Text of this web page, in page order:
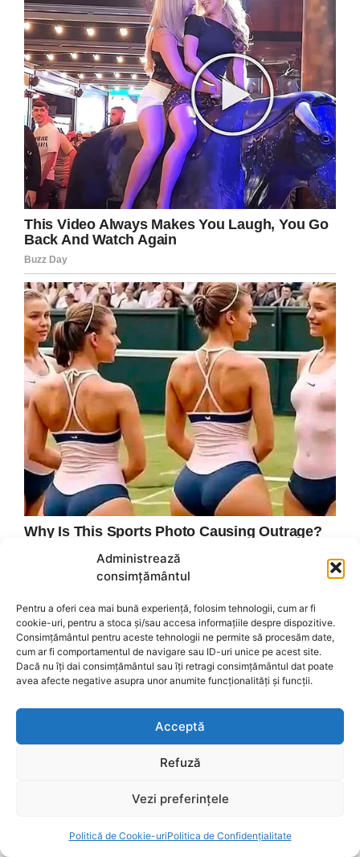
Administrează
consimțământul
Pentru a oferi cea mai bună experiență, folosim tehnologii, cum ar fi
cookie-uri, pentru a stoca și/sau accesa informațiile despre dispozitive.
Consimțământul pentru aceste tehnologii ne permite să procesăm date,
cum ar fi comportamentul de navigare sau ID-uri unice pe acest site.
Dacă nu îți dai consimțământul sau îți retragi consimțământul dat poate
avea afecte negative asupra unor anumite funcționalități și funcții.
Acceptă
Refuză
Vezi preferințele
Politică de Cookie-uriPolitica de Confidențialitate